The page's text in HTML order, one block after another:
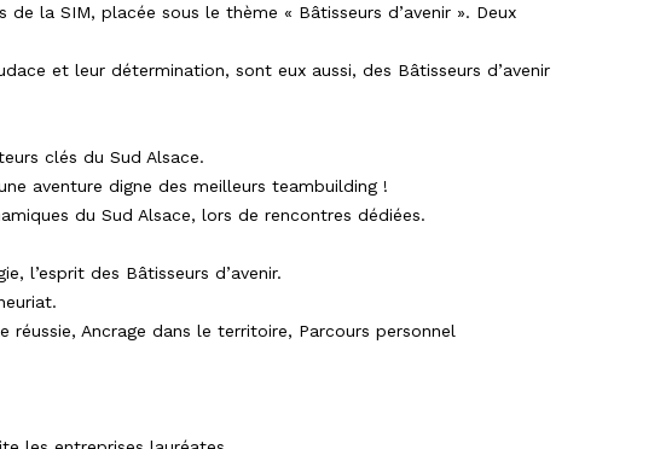
la SIM, placée sous le thème « Bâtisseurs d’avenir ». Deux
et leur détermination, sont eux aussi, des Bâtisseurs d’avenir
clés du Sud Alsace.
aventure digne des meilleurs teambuilding !
du Sud Alsace, lors de rencontres dédiées.
l’esprit des Bâtisseurs d’avenir.
réussie, Ancrage dans le territoire, Parcours personnel